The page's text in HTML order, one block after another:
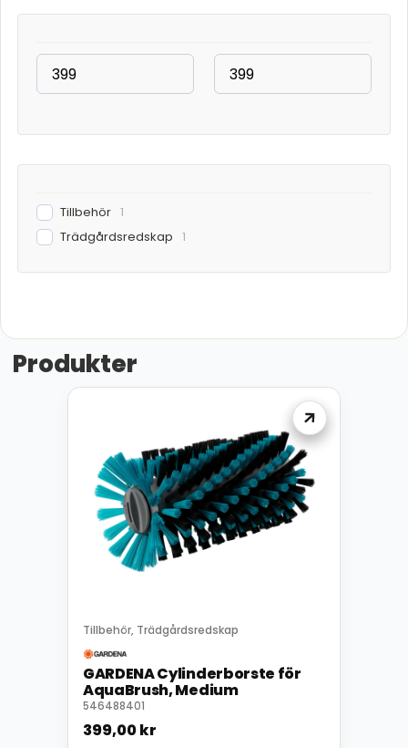
Tillbehör 1
Trädgårdsredskap 1
Produkter
Tillbehör, Trädgårdsredskap
GARDENA Cylinderborste för
AquaBrush, Medium
546488401
399,00kr